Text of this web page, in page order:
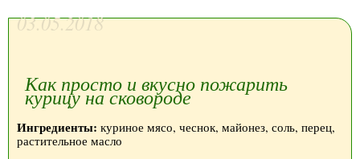
03.05.2018
Как просто и вкусно пожарить
курицу на сковороде
Ингредиенты: куриное мясо, чеснок, майонез, соль, перец,
растительное масло